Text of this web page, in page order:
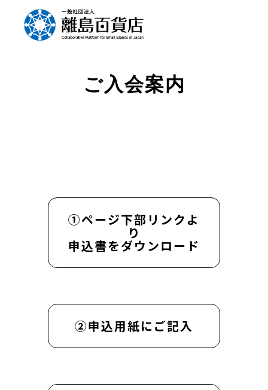
ご入会案内
①ページ下部リンクよ
り
申込書をダウンロード
②申込用紙にご記入